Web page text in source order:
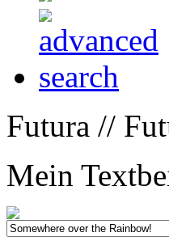
Futura //
Mein